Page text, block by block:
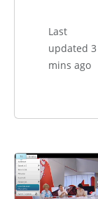
Last
updated 3
mins ago